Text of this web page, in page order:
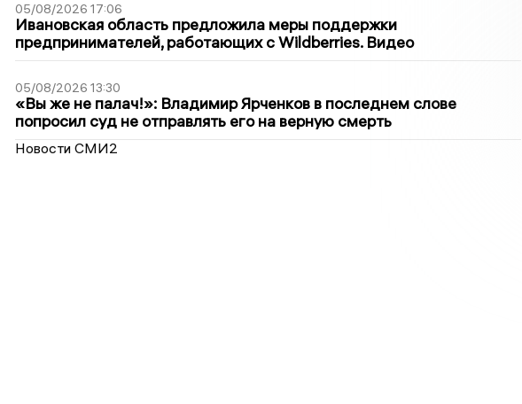
05/08/2026 17:06
Ивановская область предложила меры поддержки
предпринимателей, работающих с Wildberries. Видео
05/08/2026 13:30
«Вы же не палач!»: Владимир Ярченков в последнем слове
попросил суд не отправлять его на верную смерть
Новости СМИ2